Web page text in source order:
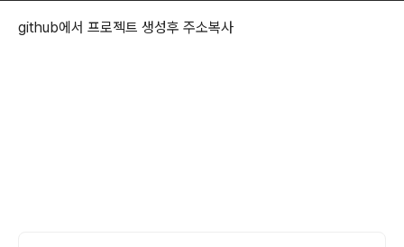
github에서 프로젝트 생성후 주소복사